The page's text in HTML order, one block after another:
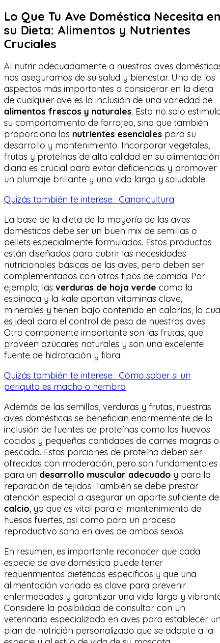
Lo Que Tu Ave Doméstica Necesita
su Dieta: Alimentos y Nutrientes
Cruciales
Al nutrir adecuadamente a nuestras aves
nos aseguramos de su salud y bienestar. Uno de los
aspectos más importantes a considerar en la dieta
de cualquier ave es la inclusión de una variedad de
alimentos frescos y naturales. Esto no solo
su comportamiento de forrajeo, sino que también
proporciona los nutrientes esenciales para su
desarrollo y mantenimiento. Incorporar vegetales,
frutas y proteínas de alta calidad en su alimentación
diaria es crucial para evitar deficiencias y promover
un plumaje brillante y una vida larga y saludable.
Quizás también te interese: Canaricultura
La base de la dieta de la mayoría de las aves
domésticas debe ser un buen mix de semillas o
pellets especialmente formulados. Estos productos
están diseñados para cubrir las necesidades
nutricionales básicas de las aves, pero deben ser
complementados con otros tipos de comida. Por
ejemplo, las verduras de hoja verde como la
espinaca y la kale aportan vitaminas clave,
minerales y tienen bajo contenido en calorías, lo
es ideal para el control de peso de nuestras aves.
Otro componente importante son las frutas, que
proveen azúcares naturales y son una excelente
fuente de hidratación y fibra.
Quizás también te interese: Cómo saber si un
periquito es macho o hembra
Además de las semillas, verduras y frutas, nuestras
aves domésticas se benefician enormemente de la
inclusión de fuentes de proteínas como los huevos
cocidos y pequeñas cantidades de carnes magras o
pescado. Estas porciones de proteína deben ser
ofrecidas con moderación, pero son fundamentales
para un desarrollo muscular adecuado y para la
reparación de tejidos. También se debe prestar
atención especial a asegurar un aporte suficiente de
calcio, ya que es vital para el mantenimiento de
huesos fuertes, así como para un proceso
reproductivo sano en aves de ambos sexos.
En resumen, es importante reconocer que cada
especie de ave doméstica puede tener
requerimientos dietéticos específicos y que una
alimentación variada es clave para prevenir
enfermedades y garantizar una vida larga y
Considere la posibilidad de consultar con un
veterinario especializado en aves para establecer
plan de nutrición personalizado que se adapte a la